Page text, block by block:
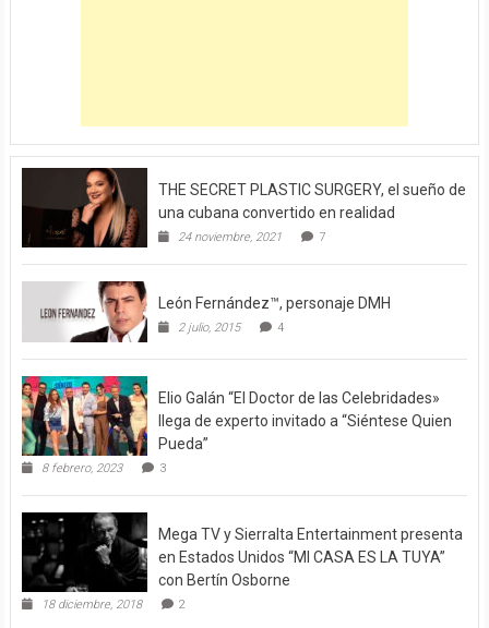
THE SECRET PLASTIC SURGERY, el sueño de
una cubana convertido en realidad
24 noviembre, 2021 7
León Fernández™, personaje DMH
2 julio, 2015 4
Elio Galán “El Doctor de las Celebridades»
llega de experto invitado a “Siéntese Quien
Pueda”
8 febrero, 2023 3
Mega TV y Sierralta Entertainment presenta
en Estados Unidos “MI CASA ES LA TUYA”
con Bertín Osborne
18 diciembre, 2018 2